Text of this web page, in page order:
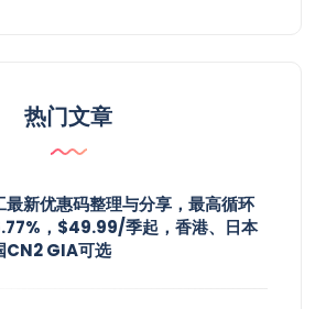
热门文章
最新优惠码整理与分享，最高循环
，$49.99/季起，香港、日本
CN2 GIA可选